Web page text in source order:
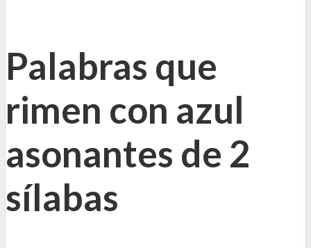
Palabras que
rimen con azul
asonantes de 2
sílabas